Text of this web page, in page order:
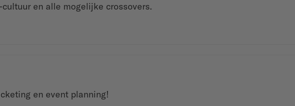
en alle mogelijke crossovers.
en event planning!